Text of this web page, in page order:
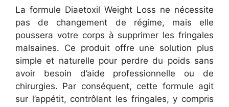
La formule Diaetoxil Weight Loss ne nécessite
pas de changement de régime, mais elle
poussera votre corps à supprimer les fringales
malsaines. Ce produit offre une solution plus
simple et naturelle pour perdre du poids sans
avoir besoin d’aide professionnelle ou de
chirurgies. Par conséquent, cette formule agit
sur l’appétit, contrôlant les fringales, y compris